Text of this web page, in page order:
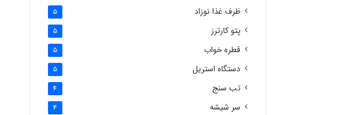
ظرف غذا نوزاد 5
پتو کارترز 5
قطره خواب 5
دستگاه استریل 5
تب سنج 4
سر شیشه 4